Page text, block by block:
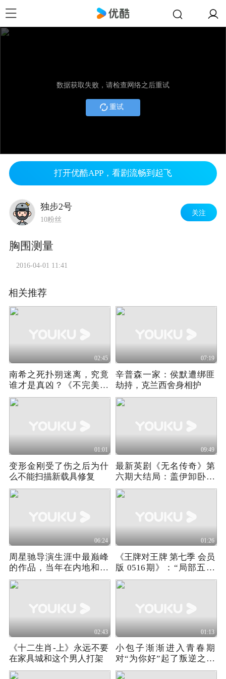
数据获取失败，请检查网络之后重试
重试
打开优酷APP，看剧流畅到起飞
独步2号
10粉丝
关注
胸围测量
2016-04-01 11:41
相关推荐
02:45
南希之死扑朔迷离，究竟
谁才是真凶？《不完美的
女人》02
07:19
辛普森一家：侯默遭绑匪
劫持，克兰西舍身相护
01:01
变形金刚受了伤之后为什
么不能扫描新载具修复
09:49
最新英剧《无名传奇》第
六期大结局：盖伊卸卧底
身份，宿敌全落网
06:24
周星驰导演生涯中最巅峰
的作品，当年在内地和香
港都拿下票房冠军
01:26
《王牌对王牌 第七季 会员
版 0516期》：“局部五官
挑战”，宋亚轩一击即中
02:43
《十二生肖-上》永远不要
在家具城和这个男人打架
01:13
小包子渐渐进入青春期
对“为你好”起了叛逆之心
《包宝宝》